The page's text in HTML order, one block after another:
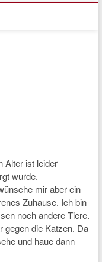
Alter ist leider
wurde.
mir aber ein
Zuhause. Ich bin
noch andere Tiere.
gegen die Katzen. Da
und haue dann